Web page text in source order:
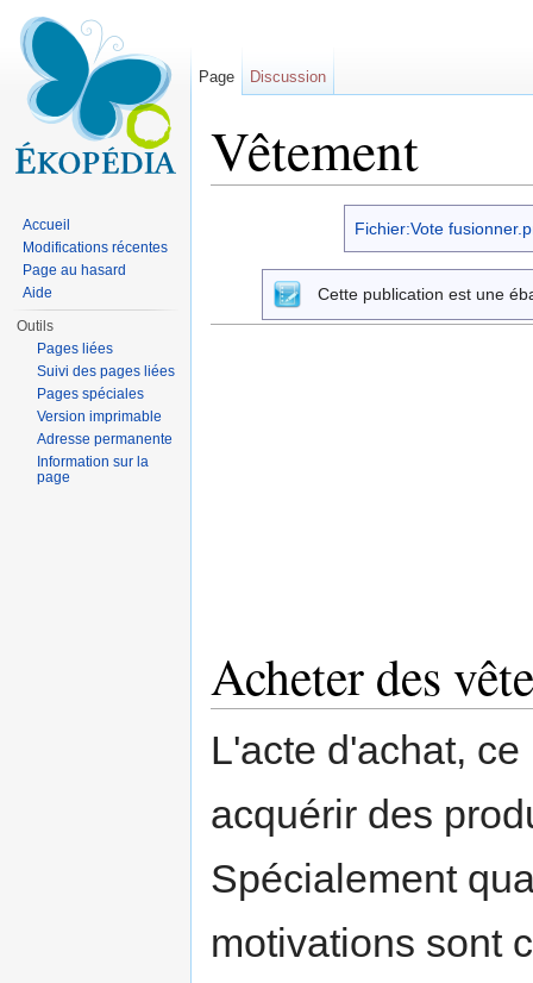
Vêtement
Fichier:Vote
Cette publication est une
Acheter des
L'acte d'achat,
acquérir des
Spécialement
motivations sont
Page Discussion
Accueil
Modifications récentes
Page au hasard
Aide
Outils
Pages liées
Suivi des pages liées
Pages spéciales
Version imprimable
Adresse permanente
Information sur la
page